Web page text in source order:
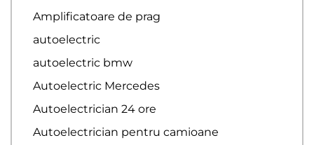
Amplificatoare de prag
autoelectric
autoelectric bmw
Autoelectric Mercedes
Autoelectrician 24 ore
Autoelectrician pentru camioane